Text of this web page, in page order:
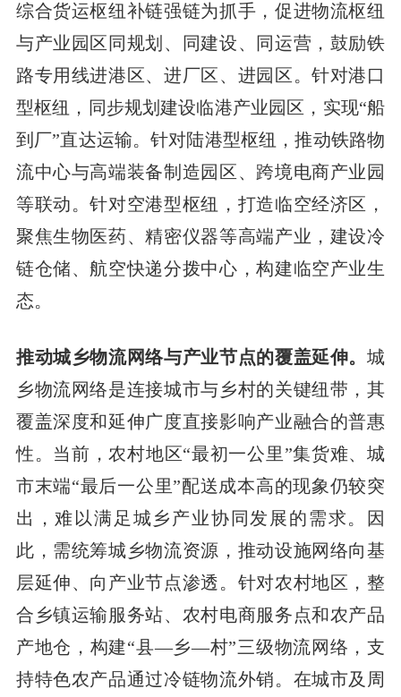
综合货运枢纽补链强链为抓手，促进物流枢纽
与产业园区同规划、同建设、同运营，鼓励铁
路专用线进港区、进厂区、进园区。针对港口
型枢纽，同步规划建设临港产业园区，实现“船
到厂”直达运输。针对陆港型枢纽，推动铁路物
流中心与高端装备制造园区、跨境电商产业园
等联动。针对空港型枢纽，打造临空经济区，
聚焦生物医药、精密仪器等高端产业，建设冷
链仓储、航空快递分拨中心，构建临空产业生
态。
推动城乡物流网络与产业节点的覆盖延伸。城
乡物流网络是连接城市与乡村的关键纽带，其
覆盖深度和延伸广度直接影响产业融合的普惠
性。当前，农村地区“最初一公里”集货难、城
市末端“最后一公里”配送成本高的现象仍较突
出，难以满足城乡产业协同发展的需求。因
此，需统筹城乡物流资源，推动设施网络向基
层延伸、向产业节点渗透。针对农村地区，整
合乡镇运输服务站、农村电商服务点和农产品
产地仓，构建“县—乡—村”三级物流网络，支
持特色农产品通过冷链物流外销。在城市及周